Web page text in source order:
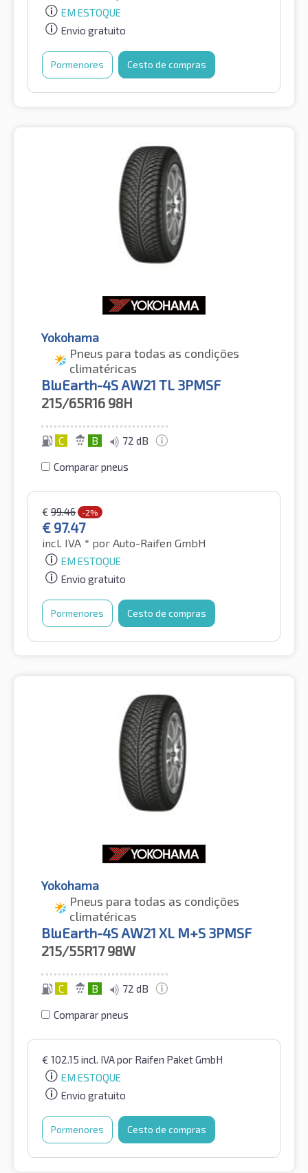
EM ESTOQUE
Envio gratuito
Pormenores Cesto de compras
Yokohama
Pneus para todas as condições
climatéricas
BluEarth-4S AW21 TL 3PMSF
215/65R16 98H
C B 72 dB
Comparar pneus
€ 99.46 -2%
€ 97.47
incl. IVA * por Auto-Raifen GmbH
EM ESTOQUE
Envio gratuito
Pormenores Cesto de compras
Yokohama
Pneus para todas as condições
climatéricas
BluEarth-4S AW21 XL M+S 3PMSF
215/55R17 98W
C B 72 dB
Comparar pneus
€ 102.15 incl. IVApor Raifen Paket GmbH
EM ESTOQUE
Envio gratuito
Pormenores Cesto de compras